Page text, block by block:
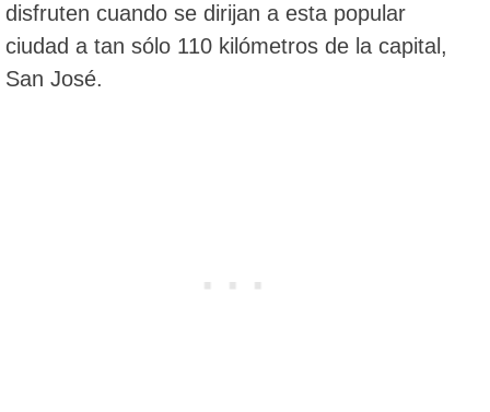
disfruten cuando se dirijan a esta popular
ciudad a tan sólo 110 kilómetros de la capital,
San José.